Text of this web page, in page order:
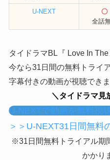
U-NEXT
〇
全話
タイドラマBL『 Love In
今なら31日間の無料トライ
字幕付きの動画が視聴できま
＼タイドラマ見
U-NEXTで動画を無料視
＞＞U-NEXT31日間無料
※31日間無料トライアル期
かかり